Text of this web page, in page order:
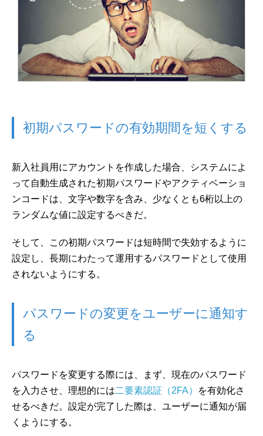
初期パスワードの有効期間を短くする
新入社員用にアカウントを作成した場合、システムによ
って自動生成された初期パスワードやアクティベーショ
ンコードは、文字や数字を含み、少なくとも6桁以上の
ランダムな値に設定するべきだ。
そして、この初期パスワードは短時間で失効するように
設定し、長期にわたって運用するパスワードとして使用
されないようにする。
パスワードの変更をユーザーに通知す
る
パスワードを変更する際には、まず、現在のパスワード
を入力させ、理想的には二要素認証（2FA）
を有効化さ
せるべきだ。設定が完了した際は、ユーザーに通知が届
くようにする。